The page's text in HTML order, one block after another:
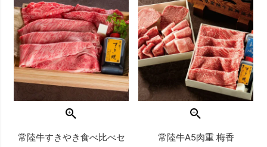
常陸牛すきやき食べ比べセ
常陸牛A5肉重 梅香